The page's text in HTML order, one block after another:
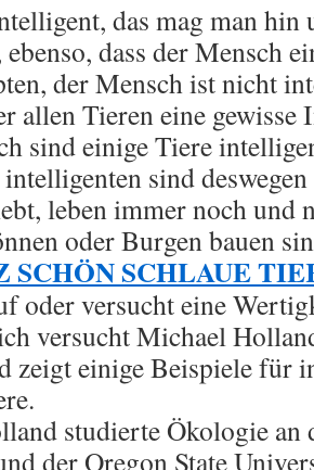
das mag man hin
ebenso, dass der Mensch
der Mensch ist nicht
allen Tieren eine gewisse
sind einige Tiere
sind
leben immer noch und
oder Burgen bauen
SCHÖN SCHLAUE
oder versucht eine
versucht Michael
zeigt einige Beispiele für
studierte Ökologie an
der Oregon State